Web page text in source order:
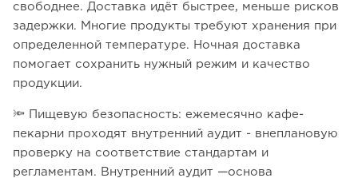
свободнее. Доставка идёт быстрее, меньше рисков
задержки. Многие продукты требуют хранения при
определенной температуре. Ночная доставка
помогает сохранить нужный режим и качество
продукции.
🔦 Пищевую безопасность: ежемесячно кафе-
пекарни проходят внутренний аудит - внеплановую
проверку на соответствие стандартам и
регламентам. Внутренний аудит —основа